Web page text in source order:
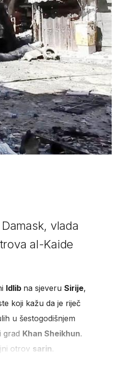
vlada
al-Kaide
Idlib na sjeveru Sirije,
koji kažu da je riječ
u šestogodišnjem
grad Khan Sheikhun.
otrov sarin.